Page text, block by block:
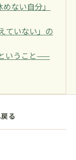
ない自分」
ていない」の
いうこと——
る